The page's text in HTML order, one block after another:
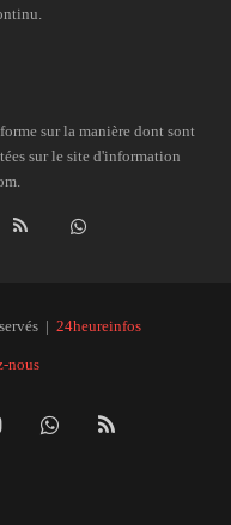
sur la manière dont sont
sur le site d'information
WhatsAppDailymotion
| 24heureinfos
nous
InstagramWhatsApp
RSS